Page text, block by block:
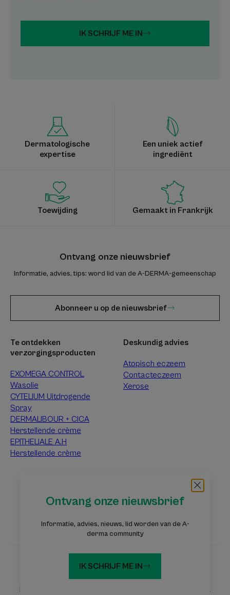
IK SCHRIJF ME IN
Ontvang onze nieuwsbrief
Informatie, advies, nieuws, lid worden van de A-
derma community
IK SCHRIJF ME IN
Dermatologische
expertise
Een uniek actief
ingrediënt
Toewijding Gemaakt in Frankrijk
Ontvang onze nieuwsbrief
Informatie, advies, tips: word lid van de A-DERMA-gemeenschap
Abonneer u op de nieuwsbrief
Te ontdekken
verzorgingsproducten
EXOMEGA CONTROL
Wasolie
CYTELIUM Uitdrogende
Spray
DERMALIBOUR + CICA
Herstellende crème
EPITHELIALE A.H
Herstellende crème
Deskundig advies
Atopisch eczeem
Contacteczeem
Xerose
Veelgestelde vragenContact
Websites Pierre Fabre Groep